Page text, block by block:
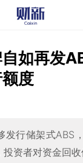
如再发
度
发行储架式ABS
资者对资金回收